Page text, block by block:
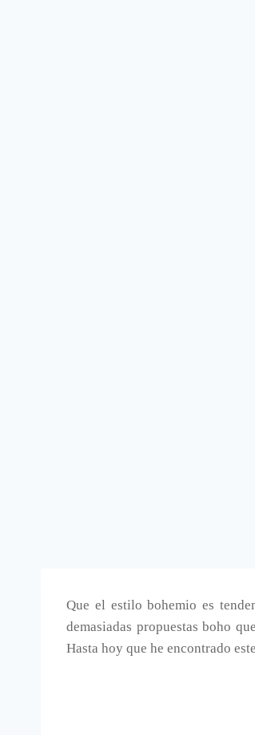
Que el estilo bohemio es
demasiadas propuestas boho
Hasta hoy que he encontrado